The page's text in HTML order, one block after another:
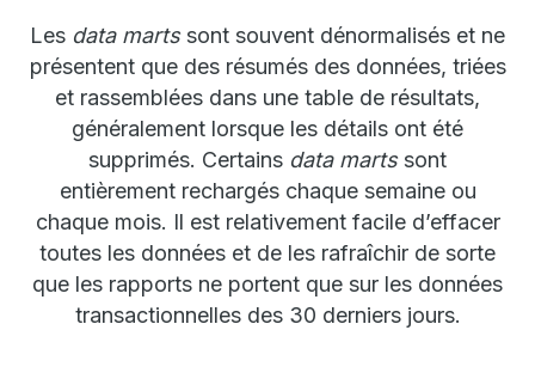
Les data martssont souvent dénormalisés et ne
présentent que des résumés des données, triées
et rassemblées dans une table de résultats,
généralement lorsque les détails ont été
supprimés. Certains data martssont
entièrement rechargés chaque semaine ou
chaque mois. Il est relativement facile d’effacer
toutes les données et de les rafraîchir de sorte
que les rapports ne portent que sur les données
transactionnelles des 30 derniers jours.